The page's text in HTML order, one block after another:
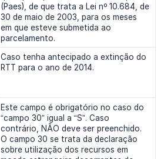
(Paes), de que trata a Lei nº 10.684, de
30 de maio de 2003, para os meses
em que esteve submetida ao
parcelamento.
Caso tenha antecipado a extinção do
RTT para o ano de 2014.
Este campo é obrigatório no caso do
“campo 30” igual a “S”. Caso
contrário, NÃO deve ser preenchido.
O campo 30 se trata da declaração
sobre utilização dos recursos em